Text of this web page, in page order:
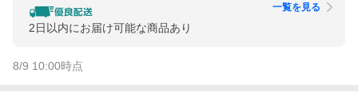
2日以内にお届け可能な商品あり
一覧を見る
8/9 10:00時点